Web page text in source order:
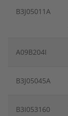
B3J05011A
A09B204I
B3J05045A
B3I053160